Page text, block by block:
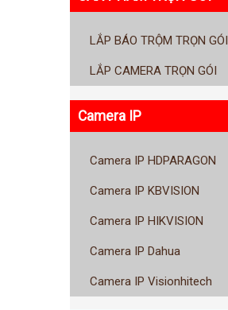
LẮP BÁO TRỘM TRỌN GÓI
LẮP CAMERA TRỌN GÓI
Camera IP
Camera IP HDPARAGON
Camera IP KBVISION
Camera IP HIKVISION
Camera IP Dahua
Camera IP Visionhitech